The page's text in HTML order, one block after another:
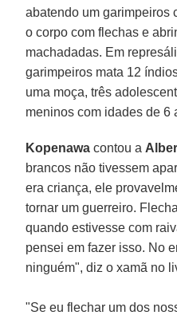
abatendo um garimpeiros
o corpo com flechas e
machadadas. Em
garimpeiros mata 12
uma moça, três
meninos com idades de 6
Kopenawa contou a
brancos não tivessem
era criança, ele
tornar um guerreiro.
quando estivesse com
pensei em fazer isso. No
ninguém", diz o xamã no
"Se eu flechar um dos